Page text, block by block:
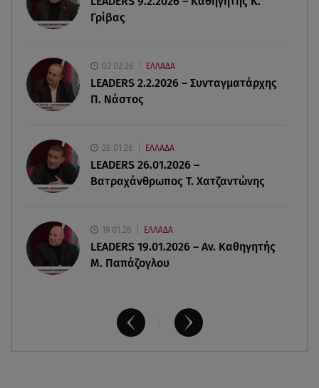
χρήματα στους λογαριασμούς
Φωτιά στο Στεφάνι Κορίνθου: Μήνυμα από το 112
- Σηκώθηκαν εναέρια μέσα
07.08.26 , 18:34
Κυκλάδες
Γρίβας
02.02.26 ΕΛΛΑΔΑ
LEADERS 2.2.2026 – Συνταγματάρχης
Π. Νάστος
26.01.26 ΕΛΛΑΔΑ
LEADERS 26.01.2026 –
Βατραχάνθρωπος Τ. Χατζαντώνης
19.01.26 ΕΛΛΑΔΑ
LEADERS 19.01.2026 – Αν. Καθηγητής
Μ. Παπάζογλου